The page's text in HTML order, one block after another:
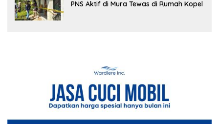
PNS Aktif di Mura Tewas di Rumah Kopel